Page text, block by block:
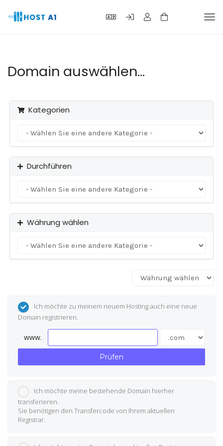
Domain auswählen...
Kategorien
Durchführen
Währung wählen
Ich möchte zu meinem neuem Hosting auch eine neue
Domain registrieren.
www.
Prüfen
Ich möchte meine bestehende Domain hierher
transferieren.
Sie benötigen den Transfercode von Ihrem aktuellen
Registrar.